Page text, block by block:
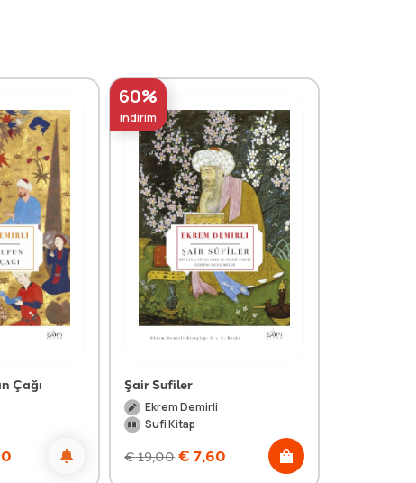
Çağı
60%
indirim
Şair Sufiler
Ekrem Demirli
Sufi Kitap
€19,00 € 7,60